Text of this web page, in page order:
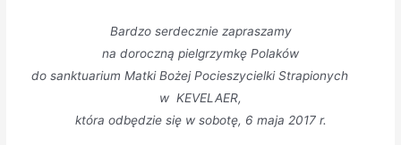
Bardzo serdecznie zapraszamy
na doroczną pielgrzymkę Polaków
do sanktuarium Matki Bożej Pocieszycielki Strapionych
w KEVELAER,
która odbędzie się w sobotę, 6 maja 2017 r.